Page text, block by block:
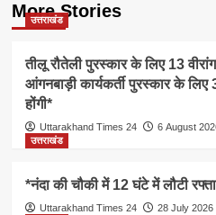
More Stories
उत्तराखंड
तीलू रौतेली पुरस्कार के लिए 13
आंगनबाड़ी कार्यकर्ती पुरस्कार के लिए
होंगी*
Uttarakhand Times 24 6 August
उत्तराखंड
*नंदा की चौकी में 12 घंटे में लौटी
Uttarakhand Times 24 28 July 2026